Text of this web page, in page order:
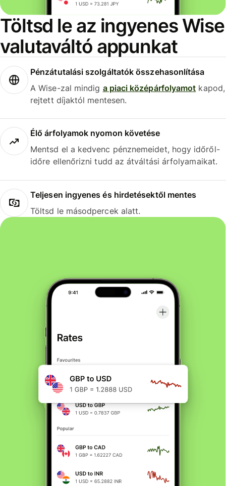
Töltsd le az ingyenes Wise
valutaváltó appunkat
Pénzátutalási szolgáltatók összehasonlítása
A Wise-zal mindig a piaci középárfolyamot kapod,
rejtett díjaktól mentesen.
Élő árfolyamok nyomon követése
Mentsd el a kedvenc pénznemeidet, hogy időről-
időre ellenőrizni tudd az átváltási árfolyamaikat.
Teljesen ingyenes és hirdetésektől mentes
Töltsd le másodpercek alatt.